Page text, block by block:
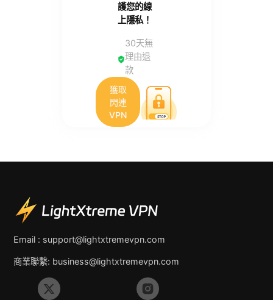
護您的線
上隱私！
30天無
理由退
款
獲取
閃連
VPN
Email : support@lightxtremevpn.com
商業聯繫: business@lightxtremevpn.com